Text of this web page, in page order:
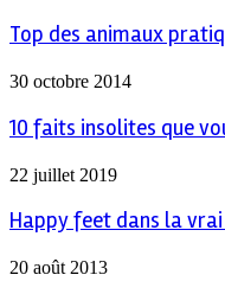
Top des animaux
30 octobre 2014
10 faits insolites que
22 juillet 2019
Happy feet dans la
20 août 2013